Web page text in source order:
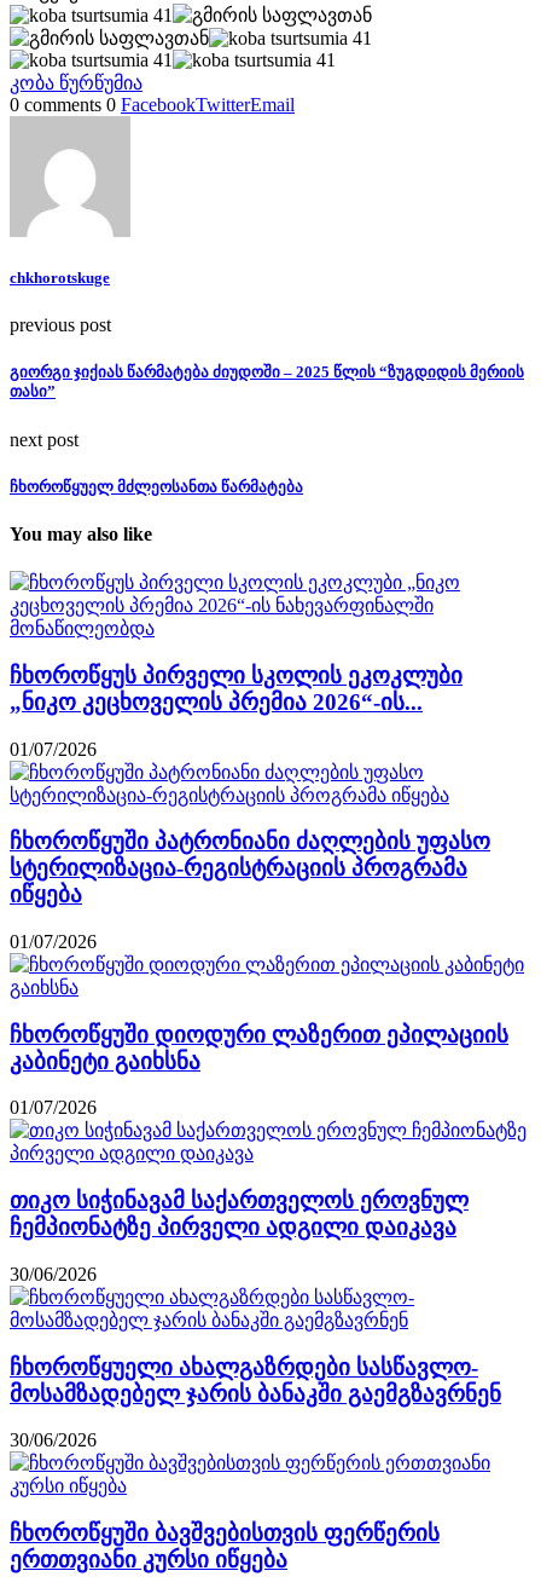
კობა წურწუმია
0 comments 0 FacebookTwitterEmail
chkhorotskuge
previous post
გიორგი ჯიქიას წარმატება ძიუდოში – 2025 წლის “ზუგდიდის მერიის
თასი”
next post
ჩხოროწყუელ მძლეოსანთა წარმატება
You may also like
ჩხოროწყუს პირველი სკოლის ეკოკლუბი
„ნიკო კეცხოველის პრემია 2026“-ის...
01/07/2026
ჩხოროწყუში პატრონიანი ძაღლების უფასო
სტერილიზაცია-რეგისტრაციის პროგრამა
იწყება
01/07/2026
ჩხოროწყუში დიოდური ლაზერით ეპილაციის
კაბინეტი გაიხსნა
01/07/2026
თიკო სიჭინავამ საქართველოს ეროვნულ
ჩემპიონატზე პირველი ადგილი დაიკავა
30/06/2026
ჩხოროწყუელი ახალგაზრდები სასწავლო-
მოსამზადებელ ჯარის ბანაკში გაემგზავრნენ
30/06/2026
ჩხოროწყუში ბავშვებისთვის ფერწერის
ერთთვიანი კურსი იწყება